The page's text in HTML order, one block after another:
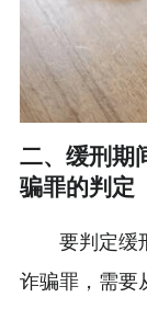
二、缓刑期
骗罪的判定
要判定缓
诈骗罪，需要